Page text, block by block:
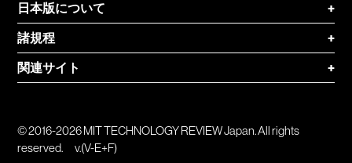
日本版について
+
諸規程
+
関連サイト
+
© 2016-2026 MIT TECHNOLOGY REVIEW Japan. All rights
reserved.
v.(V-E+F)